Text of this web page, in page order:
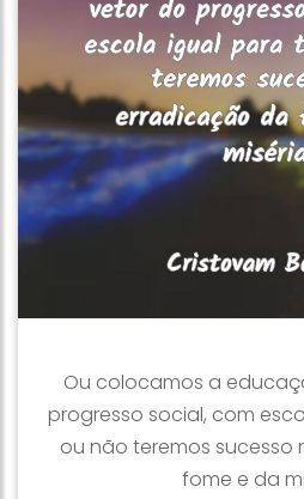
Ou colocamos a
progresso social, com
ou não teremos
fome e da